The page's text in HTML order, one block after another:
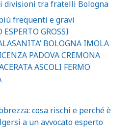
divisioni tra fratelli Bologna
frequenti e gravi
ESPERTO GROSSI
BOLOGNA IMOLA
PADOVA CREMONA
ASCOLI FERMO
cosa rischi e perché è
a un avvocato esperto